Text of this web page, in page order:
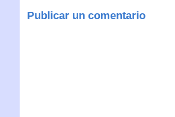
Publicar un comentario